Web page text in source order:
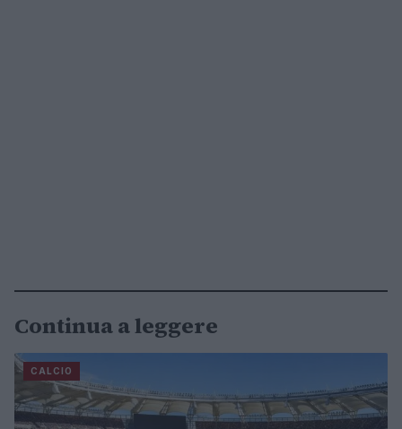
Continua a leggere
CALCIO